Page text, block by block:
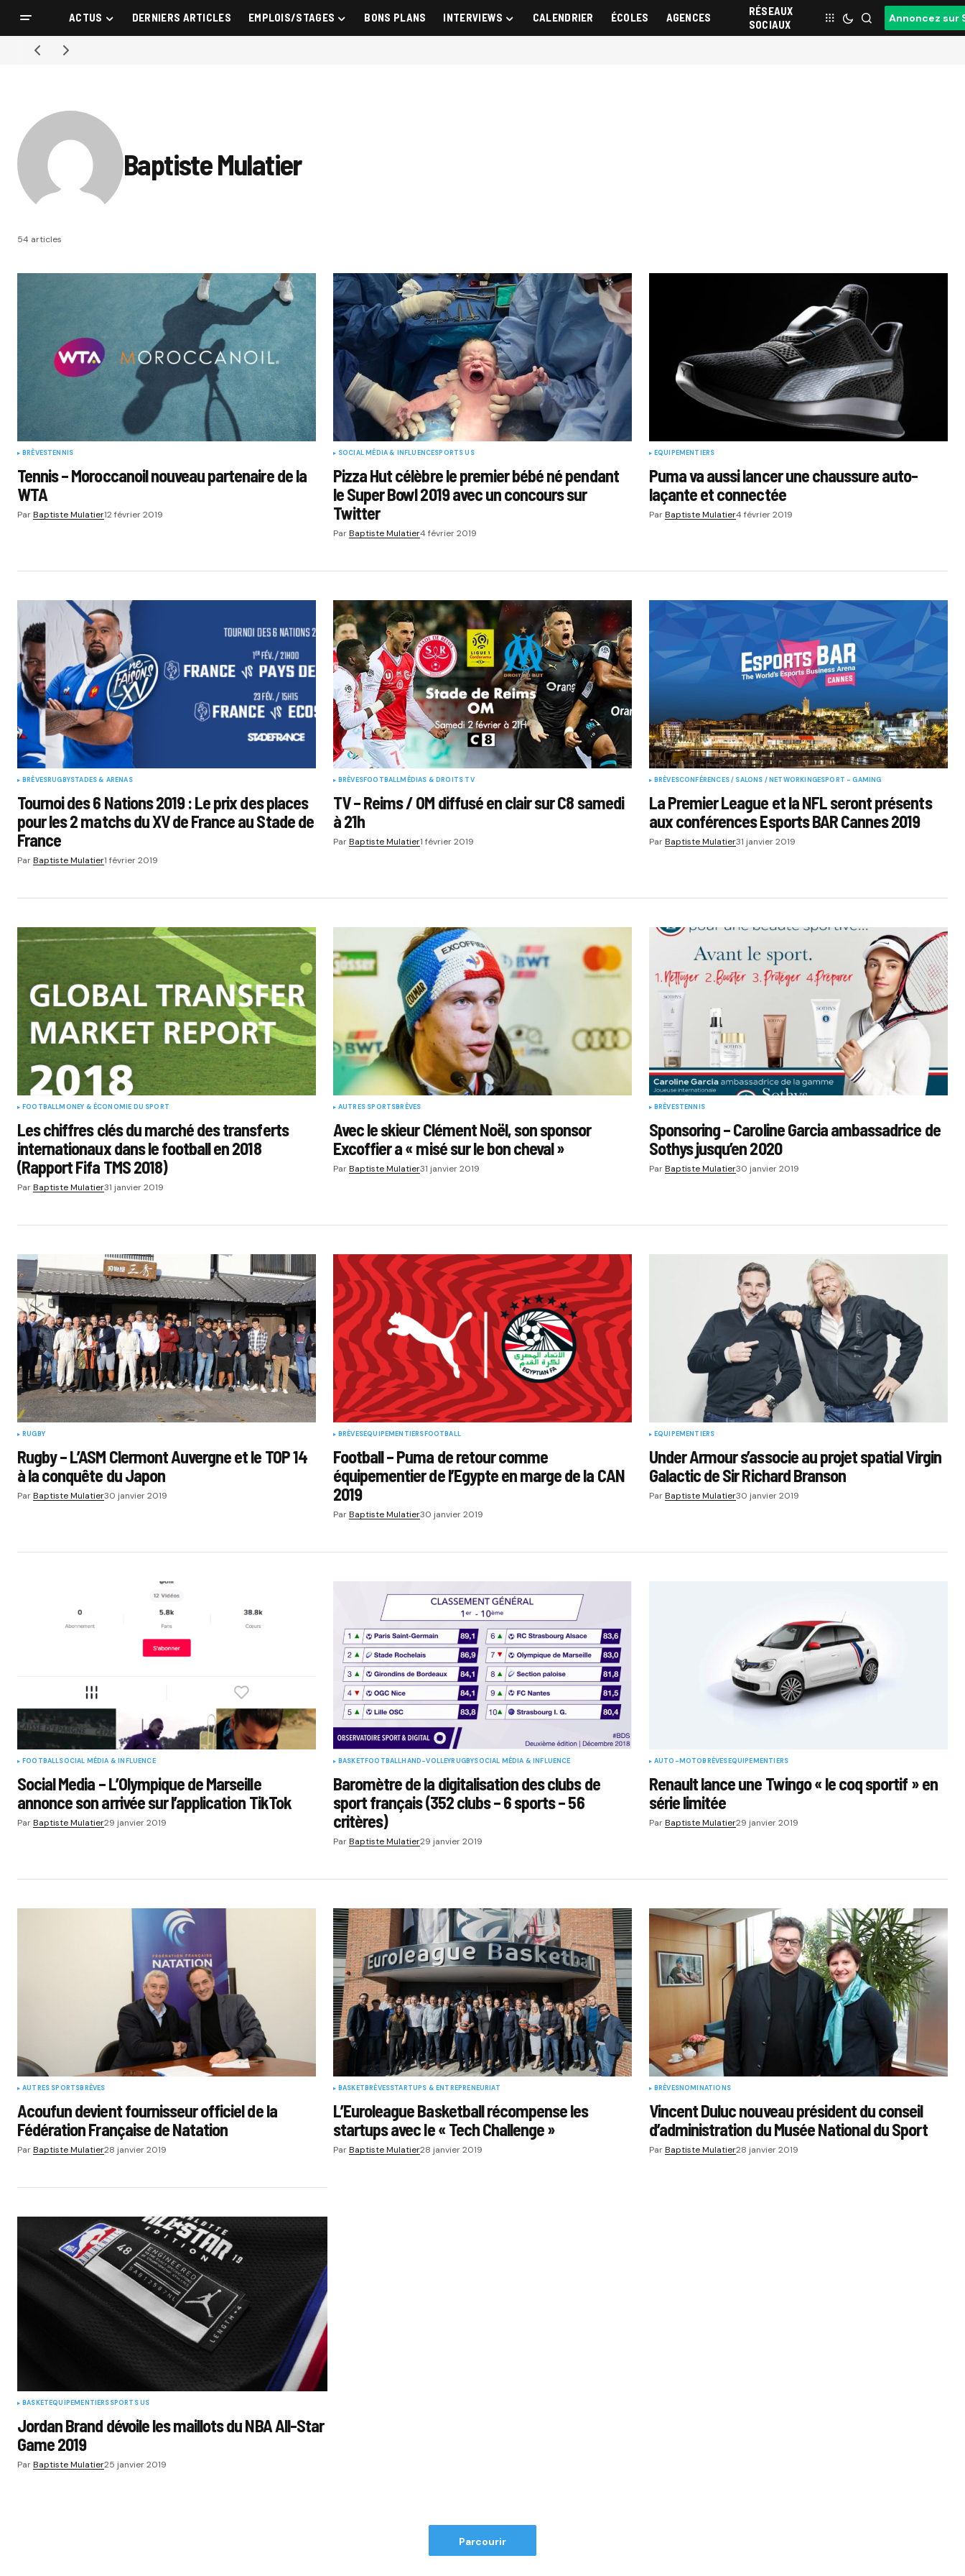
ACTUS DERNIERS ARTICLES EMPLOIS/STAGES BONS PLANS INTERVIEWS CALENDRIER ÉCOLES AGENCES
RÉSEAUX
SOCIAUX
Annoncez sur
Baptiste Mulatier
54 articles
BRÈVESTENNIS
Tennis – Moroccanoil nouveau partenaire de la
WTA
ParBaptiste Mulatier12 février 2019
SOCIAL MÉDIA & INFLUENCESPORTS US
Pizza Hut célèbre le premier bébé né pendant
le Super Bowl 2019 avec un concours sur
Twitter
ParBaptiste Mulatier4 février 2019
EQUIPEMENTIERS
Puma va aussi lancer une chaussure auto-
laçante et connectée
ParBaptiste Mulatier4 février 2019
BRÈVESRUGBYSTADES & ARENAS
Tournoi des 6 Nations 2019 : Le prix des places
pour les 2 matchs du XV de France au Stade de
France
ParBaptiste Mulatier1 février 2019
BRÈVESFOOTBALLMÉDIAS & DROITS TV
TV – Reims / OM diffusé en clair sur C8 samedi
à 21h
ParBaptiste Mulatier1 février 2019
BRÈVESCONFÉRENCES / SALONS / NETWORKINGESPORT - GAMING
La Premier League et la NFL seront présents
aux conférences Esports BAR Cannes 2019
ParBaptiste Mulatier31 janvier 2019
FOOTBALLMONEY & ÉCONOMIE DU SPORT
Les chiffres clés du marché des transferts
internationaux dans le football en 2018
(Rapport Fifa TMS 2018)
ParBaptiste Mulatier31 janvier 2019
AUTRES SPORTSBRÈVES
Avec le skieur Clément Noël, son sponsor
Excoffier a « misé sur le bon cheval »
ParBaptiste Mulatier31 janvier 2019
BRÈVESTENNIS
Sponsoring – Caroline Garcia ambassadrice de
Sothys jusqu’en 2020
ParBaptiste Mulatier30 janvier 2019
RUGBY
Rugby – L’ASM Clermont Auvergne et le TOP 14
à la conquête du Japon
ParBaptiste Mulatier30 janvier 2019
BRÈVESEQUIPEMENTIERSFOOTBALL
Football – Puma de retour comme
équipementier de l’Egypte en marge de la CAN
2019
ParBaptiste Mulatier30 janvier 2019
EQUIPEMENTIERS
Under Armour s’associe au projet spatial Virgin
Galactic de Sir Richard Branson
ParBaptiste Mulatier30 janvier 2019
FOOTBALLSOCIAL MÉDIA & INFLUENCE
Social Media – L’Olympique de Marseille
annonce son arrivée sur l’application TikTok
ParBaptiste Mulatier29 janvier 2019
BASKETFOOTBALLHAND-VOLLEYRUGBYSOCIAL MÉDIA & INFLUENCE
Baromètre de la digitalisation des clubs de
sport français (352 clubs – 6 sports – 56
critères)
ParBaptiste Mulatier29 janvier 2019
AUTO-MOTOBRÈVESEQUIPEMENTIERS
Renault lance une Twingo « le coq sportif » en
série limitée
ParBaptiste Mulatier29 janvier 2019
AUTRES SPORTSBRÈVES
Acoufun devient fournisseur officiel de la
Fédération Française de Natation
ParBaptiste Mulatier28 janvier 2019
BASKETBRÈVESSTARTUPS & ENTREPRENEURIAT
L’Euroleague Basketball récompense les
startups avec le « Tech Challenge »
ParBaptiste Mulatier28 janvier 2019
BRÈVESNOMINATIONS
Vincent Duluc nouveau président du conseil
d’administration du Musée National du Sport
ParBaptiste Mulatier28 janvier 2019
BASKETEQUIPEMENTIERSSPORTS US
Jordan Brand dévoile les maillots du NBA All-Star
Game 2019
ParBaptiste Mulatier25 janvier 2019
Parcourir